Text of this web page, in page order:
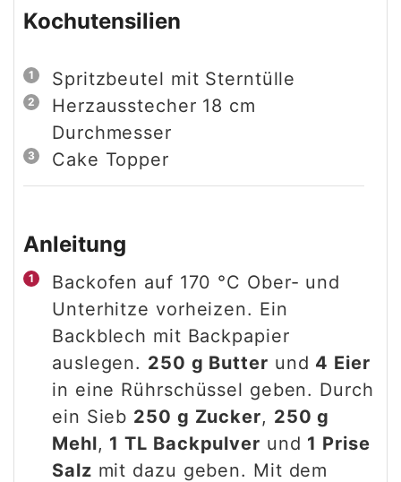
Kochutensilien
Spritzbeutel mit Sterntülle
Herzausstecher 18 cm
Durchmesser
Cake Topper
Anleitung
Backofen auf 170 °C Ober- und
Unterhitze vorheizen. Ein
Backblech mit Backpapier
auslegen. 250 g Butter und 4 Eier
in eine Rührschüssel geben. Durch
ein Sieb 250 g Zucker, 250 g
Mehl, 1 TL Backpulver und 1 Prise
Salz mit dazu geben. Mit dem